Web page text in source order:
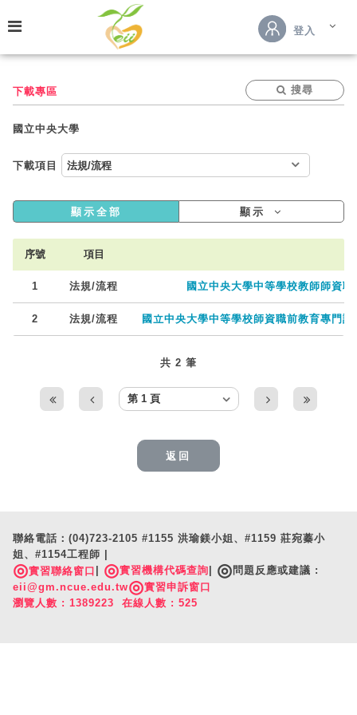
登入
下載專區 搜尋
國立中央大學
下載項目
顯示全部 顯示
序號 項目
1 法規/流程 國立中央大學中等學校教師師資
2 法規/流程 國立中央大學中等學校師資職前教育專門
共 2 筆
返回
聯絡電話：(04)723-2105 #1155 洪瑜鎂小姐、#1159 莊宛蓁小
姐、#1154工程師 |
◎實習聯絡窗口 ◎實習機構代碼查詢 ◎ 問題反應或建議 :
eii@gm.ncue.edu.tw◎實習申訴窗口
瀏覽人數 : 1389223 在線人數 : 525